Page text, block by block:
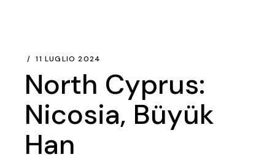
11 LUGLIO 2024
North Cyprus:
Nicosia, Büyük
Han